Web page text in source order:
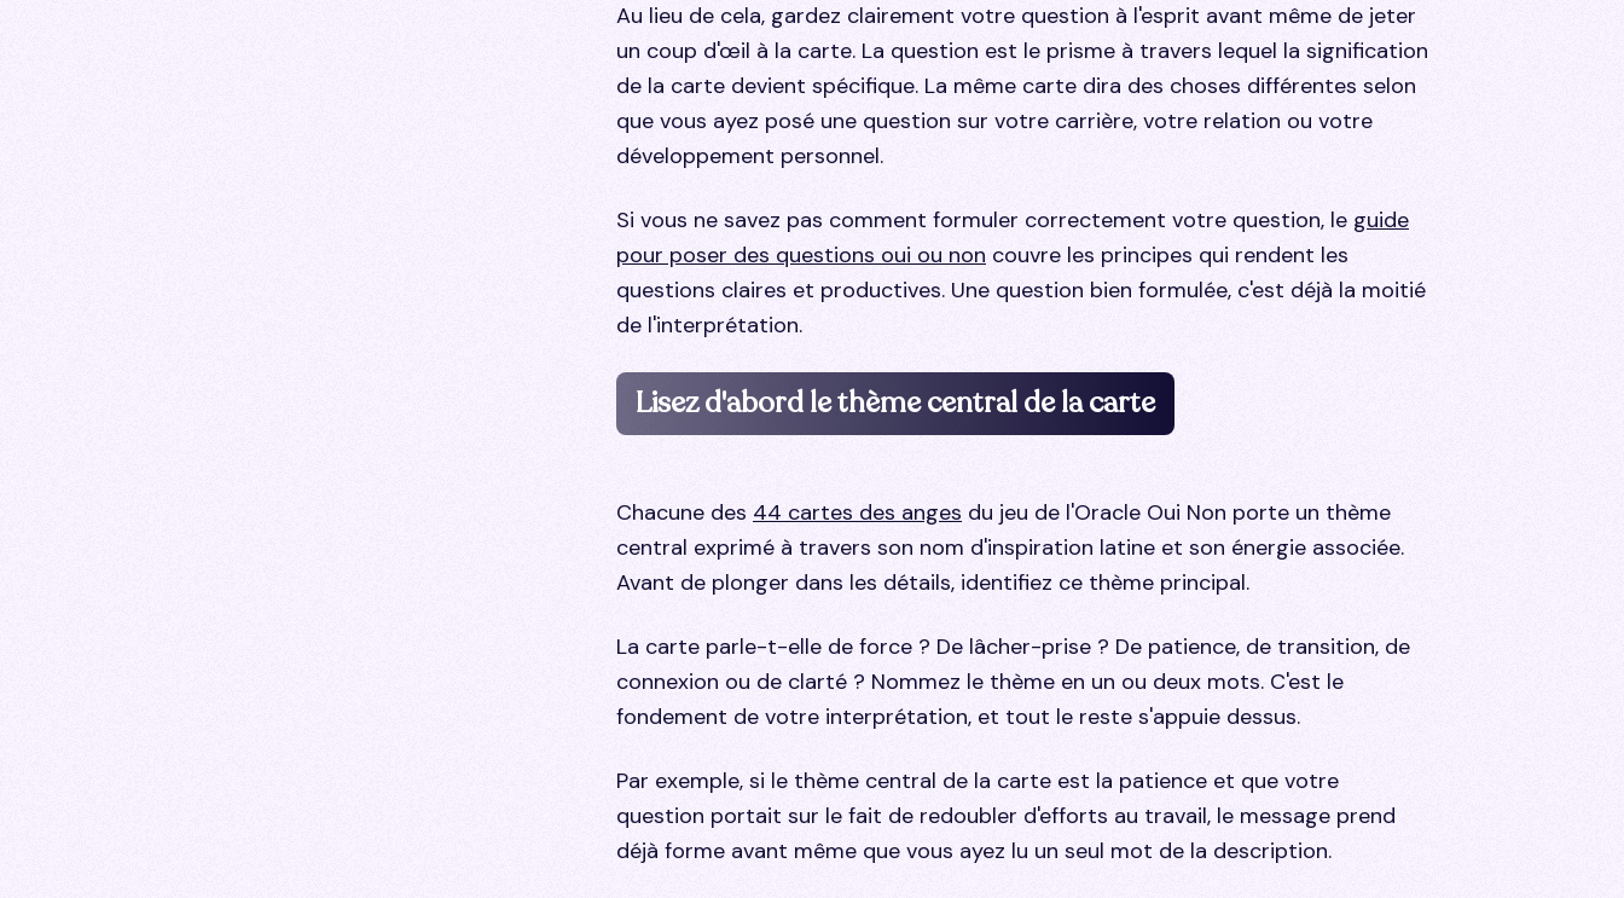
Au lieu de cela, gardez clairement votre question à l'esprit avant même de jeter
un coup d'œil à la carte. La question est le prisme à travers lequel la signification
de la carte devient spécifique. La même carte dira des choses différentes selon
que vous ayez posé une question sur votre carrière, votre relation ou votre
développement personnel.
Si vous ne savez pas comment formuler correctement votre question, le guide
pour poser des questions oui ou non couvre les principes qui rendent les
questions claires et productives. Une question bien formulée, c'est déjà la moitié
de l'interprétation.
Lisez d'abord le thème central de la carte
Chacune des 44 cartes des anges du jeu de l'Oracle Oui Non porte un thème
central exprimé à travers son nom d'inspiration latine et son énergie associée.
Avant de plonger dans les détails, identifiez ce thème principal.
La carte parle-t-elle de force ? De lâcher-prise ? De patience, de transition, de
connexion ou de clarté ? Nommez le thème en un ou deux mots. C'est le
fondement de votre interprétation, et tout le reste s'appuie dessus.
Par exemple, si le thème central de la carte est la patience et que votre
question portait sur le fait de redoubler d'efforts au travail, le message prend
déjà forme avant même que vous ayez lu un seul mot de la description.